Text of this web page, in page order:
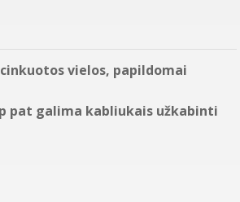
vielos, papildomai
pat galima kabliukais užkabinti